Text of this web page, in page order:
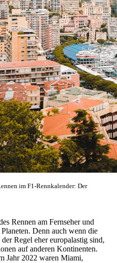
im F1-Rennkalender: Der
Rennen am Fernseher und
Denn auch wenn die
Regel eher europalastig sind,
auf anderen Kontinenten.
Jahr 2022 waren Miami,